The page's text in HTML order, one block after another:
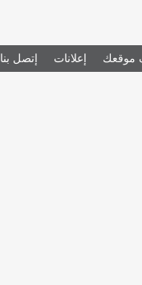
موقعك إعلانات إتصل بنا